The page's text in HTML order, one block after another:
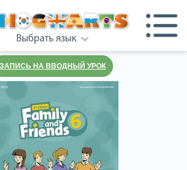
Выбрать язык
ЗАПИСЬ НА ВВОДНЫЙ УРОК
к учебнику